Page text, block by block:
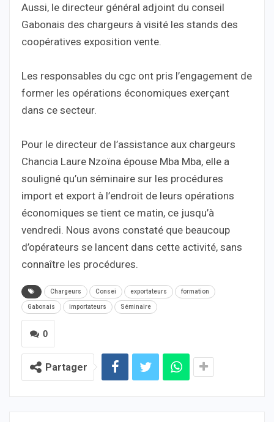
Aussi, le directeur général adjoint du conseil
Gabonais des chargeurs à visité les stands des
coopératives exposition vente.
Les responsables du cgc ont pris l’engagement de
former les opérations économiques exerçant
dans ce secteur.
Pour le directeur de l’assistance aux chargeurs
Chancia Laure Nzoïna épouse Mba Mba, elle a
souligné qu’un séminaire sur les procédures
import et export à l’endroit de leurs opérations
économiques se tient ce matin, ce jusqu’à
vendredi. Nous avons constaté que beaucoup
d’opérateurs se lancent dans cette activité, sans
connaître les procédures.
Chargeurs Consei exportateurs formation
Gabonais importateurs Séminaire
0
Partager